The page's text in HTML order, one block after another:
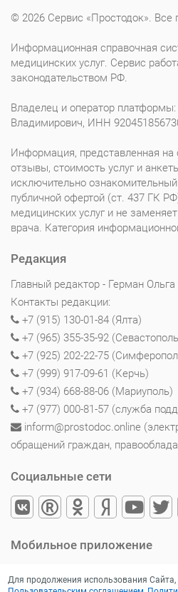
© 2026 Сервис «Простодок».
Информационная справочная
медицинских услуг. Сервис
законодательством РФ.
Владелец и оператор
Владимирович, ИНН
Информация, представленная на
отзывы, стоимость услуг и
исключительно
публичной офертой (ст. 437 ГК
медицинских услуг и не
врача. Категория
Редакция
Главный редактор - Герман
Контакты редакции:
+7 (915) 130-01-84 (Ялта)
+7 (965) 355-35-92
+7 (925) 202-22-75
+7 (999) 917-09-61 (Керчь)
+7 (934) 668-88-06 (Мариуполь)
+7 (977) 000-81-57 (служба
inform@prostodoc.online
обращений граждан,
Социальные сети
Мобильное приложение
Для продолжения использования